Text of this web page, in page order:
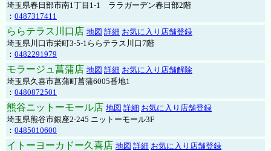
埼玉県春日部市南1丁目1-1 ララガーデン春日部2階
： 0487317411
ららテラス川口店 地図 詳細 お気に入り店舗登録
埼玉県川口市栄町3-5-1ららテラス川口7階
： 0482291979
モラージュ菖蒲店 地図 詳細 お気に入り店舗解除
埼玉県久喜市菖蒲町菖蒲6005番地1
： 0480872501
熊谷ニットーモール店 地図 詳細 お気に入り店舗登録
埼玉県熊谷市銀座2-245 ニットーモール3F
： 0485010600
イトーヨーカドー久喜店 地図 詳細 お気に入り店舗登録